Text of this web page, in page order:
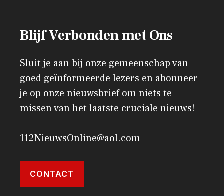
Blijf Verbonden met Ons
Sluit je aan bij onze gemeenschap van
goed geïnformeerde lezers en abonneer
je op onze nieuwsbrief om niets te
missen van het laatste cruciale nieuws!
112NieuwsOnline@aol.com
CONTACT